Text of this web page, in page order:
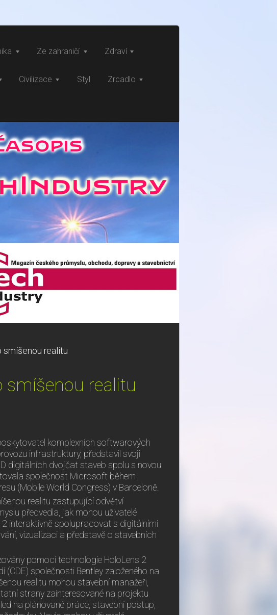
Ze zahraničí Zdraví
Civilizace Styl Zrcadlo
smíšenou realitu
smíšenou realitu
komplexních softwarových
infrastruktury, představil svoji
digitálních dvojčat staveb spolu s novou
společnost Microsoft během
(Mobile World Congress) v Barceloně.
realitu zastupující odvětví
předvedla, jak mohou uživatelé
interaktivně spolupracovat s digitálními
vizualizaci a představě o stavebních
pomocí technologie HoloLens 2
společnosti Bentley založeného na
realitu mohou stavební manažeři,
strany zainteresované na projektu
na plánované práce, stavební postup,